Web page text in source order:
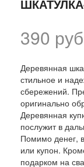
390
Деревянная
стильное и
сбережений.
оригинально
Деревянная
послужит в
Помимо денег,
или купон.
подарком на